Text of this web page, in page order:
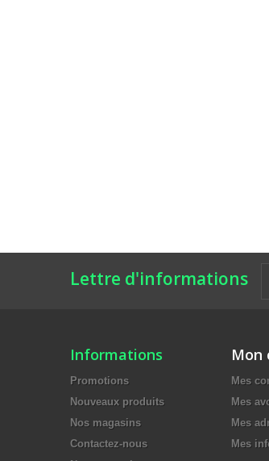
Lettre d'informations
Informations
Promotions
Nouveaux produits
Nos magasins
Contactez-nous
Mon
Mes
Mes
Mes
Mes